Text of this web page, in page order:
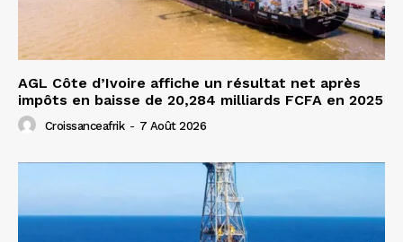
AGL Côte d’Ivoire affiche un résultat net après
impôts en baisse de 20,284 milliards FCFA en 2025
Croissanceafrik - 7 Août 2026